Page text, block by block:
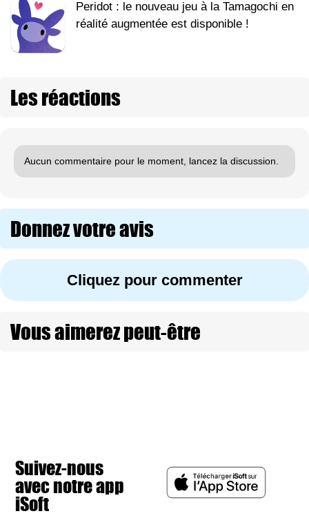
Peridot : le nouveau jeu à la Tamagochi en
réalité augmentée est disponible !
Les réactions
Aucun commentaire pour le moment, lancez la discussion.
Donnez votre avis
Cliquez pour commenter
Vous aimerez peut-être
Suivez-nous
avec notre app
iSoft